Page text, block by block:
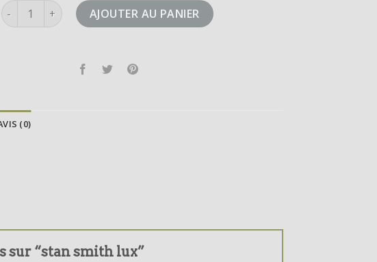
quantité de stan smith luxAJOUTER AU PANIER
(0)
sur “stan smith lux”